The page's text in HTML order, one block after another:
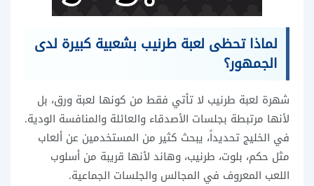
لماذا تحظى لعبة طرنيب بشعبية كبيرة لدى
الجمهور؟
شهرة لعبة طرنيب لا تأتي فقط من كونها لعبة ورق، بل
لأنها مرتبطة بجلسات الأصدقاء والعائلة والمنافسة الودية.
في الخليج تحديداً، يبحث كثير من المستخدمين عن ألعاب
مثل حكم، بلوت، طرنيب، وهاند لأنها قريبة من أسلوب
اللعب المعروف في المجالس والجلسات الجماعية.